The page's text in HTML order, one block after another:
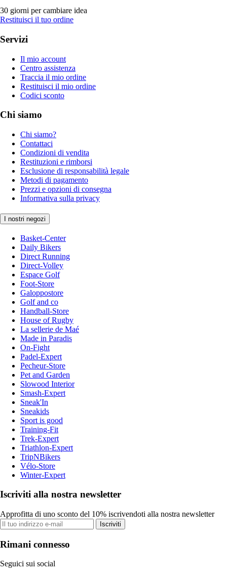
30 giorni per cambiare idea
Restituisci il tuo ordine
Servizi
Il mio account
Centro assistenza
Traccia il mio ordine
Restituisci il mio ordine
Codici sconto
Chi siamo
Chi siamo?
Contattaci
Condizioni di vendita
Restituzioni e rimborsi
Esclusione di responsabilità legale
Metodi di pagamento
Prezzi e opzioni di consegna
Informativa sulla privacy
I nostri negozi
Basket-Center
Daily Bikers
Direct Running
Direct-Volley
Espace Golf
Foot-Store
Galoppostore
Golf and co
Handball-Store
House of Rugby
La sellerie de Maé
Made in Paradis
On-Fight
Padel-Expert
Pecheur-Store
Pet and Garden
Slowood Interior
Smash-Expert
Sneak'In
Sneakids
Sport is good
Training-Fit
Trek-Expert
Triathlon-Expert
TripNBikers
Vélo-Store
Winter-Expert
Iscriviti alla nostra newsletter
Approfitta di uno sconto del 10% iscrivendoti alla nostra newsletter
Iscriviti
Rimani connesso
Seguici sui social